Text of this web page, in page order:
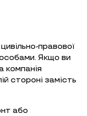
правової
Якщо ви
компанія
стороні замість
або